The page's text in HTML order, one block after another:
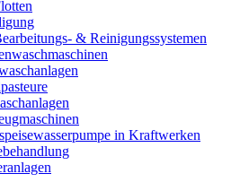
& Reinigungssystemen
in Kraftwerken